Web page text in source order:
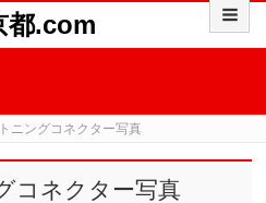
都.com
ニングコネクター写真
コネクター写真